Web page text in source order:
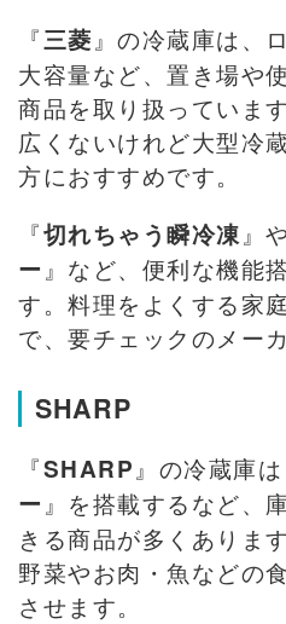
『三菱』の冷蔵庫は、
大容量など、置き場や
商品を取り扱っていま
広くないけれど大型冷
方におすすめです。
『切れちゃう瞬冷凍』
ー』など、便利な機能
す。料理をよくする家
で、要チェックのメー
SHARP
『SHARP』の冷蔵庫は
ー』を搭載するなど、
きる商品が多くありま
野菜やお肉・魚などの
させます。